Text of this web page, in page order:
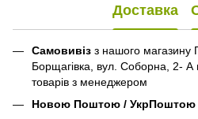
Доставка
Самовивіз з нашого магазину
Борщагівка, вул. Соборна, 2- А
товарів з менеджером
Новою Поштою / УкрПоштою